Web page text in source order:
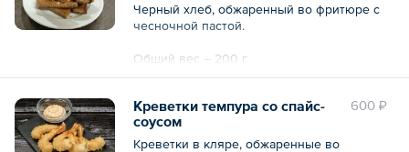
Черный хлеб, обжаренный во фритюре с
чесночной пастой.
Общий вес – 200 г
600 ₽
Креветки темпура со спайс-
соусом
Креветки в кляре, обжаренные во